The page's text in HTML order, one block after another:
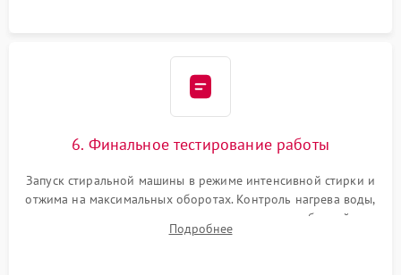
6. Финальное тестирование работы
Запуск стиральной машины в режиме интенсивной стирки и
отжима на максимальных оборотах. Контроль нагрева воды,
корректности слива, отсутствия излишних вибраций,
посторонних стуков и протечек под корпусом.
Подробнее